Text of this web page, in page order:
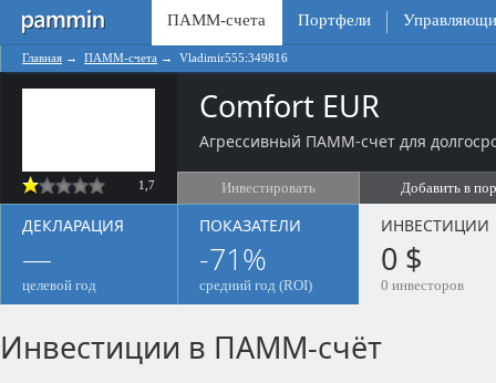
ПАММ-счета Портфели
Главная → ПАММ-счета → Vladimir555:349816
1,7
Comfort EUR
Агрессивный ПАММ-счет для
Инвестировать Добавить в
ДЕКЛАРАЦИЯ
—
целевой год
ПОКАЗАТЕЛИ
-71%
средний год (ROI)
ИНВЕСТИЦИИ
0 $
0 инвесторов
Инвестиции в ПАММ-счёт